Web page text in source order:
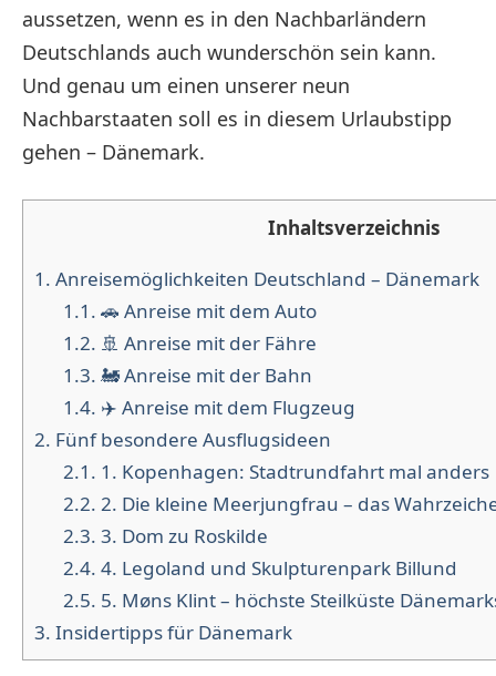
aussetzen, wenn es in den Nachbarländern
Deutschlands auch wunderschön sein kann.
Und genau um einen unserer neun
Nachbarstaaten soll es in diesem Urlaubstipp
gehen – Dänemark.
Inhaltsverzeichnis
1. Anreisemöglichkeiten Deutschland – Dänemark
1.1. 🚗 Anreise mit dem Auto
1.2. 🚢 Anreise mit der Fähre
1.3. 🚂 Anreise mit der Bahn
1.4. ✈️ Anreise mit dem Flugzeug
2. Fünf besondere Ausflugsideen
2.1. 1. Kopenhagen: Stadtrundfahrt mal anders
2.2. 2. Die kleine Meerjungfrau – das
2.3. 3. Dom zu Roskilde
2.4. 4. Legoland und Skulpturenpark Billund
2.5. 5. Møns Klint – höchste Steilküste
3. Insidertipps für Dänemark